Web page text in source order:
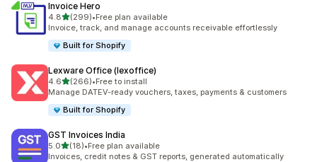
Invoice Hero
4.8별 5개 중
(299)
총 리뷰 299개
•Free plan available
Invoice, track, and manage accounts receivable effortlessly
Built for Shopify
Lexware Office (lexoffice)
4.6별 5개 중
(266)
총 리뷰 266개
•Free to install
Manage DATEV-ready vouchers, taxes, payments & customers
Built for Shopify
GST Invoices India
5.0별 5개 중
(18)
총 리뷰 18개
•Free plan available
Invoices, credit notes & GST reports, generated automatically